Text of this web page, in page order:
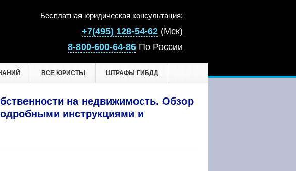
Бесплатная юридическая консультация:
+7(495) 128-54-62 (Мск)
8-800-600-64-86 По России
ВСЕ ЮРИСТЫ ШТРАФЫ ГИБДД
на недвижимость. Обзор
инструкциями и